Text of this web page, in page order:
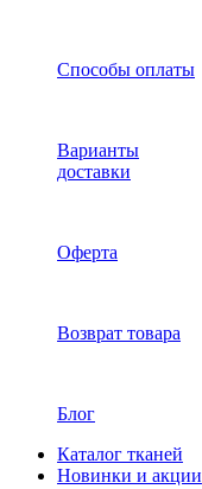
Способы оплаты
Варианты
доставки
Оферта
Возврат товара
Блог
Каталог тканей
Новинки и акции